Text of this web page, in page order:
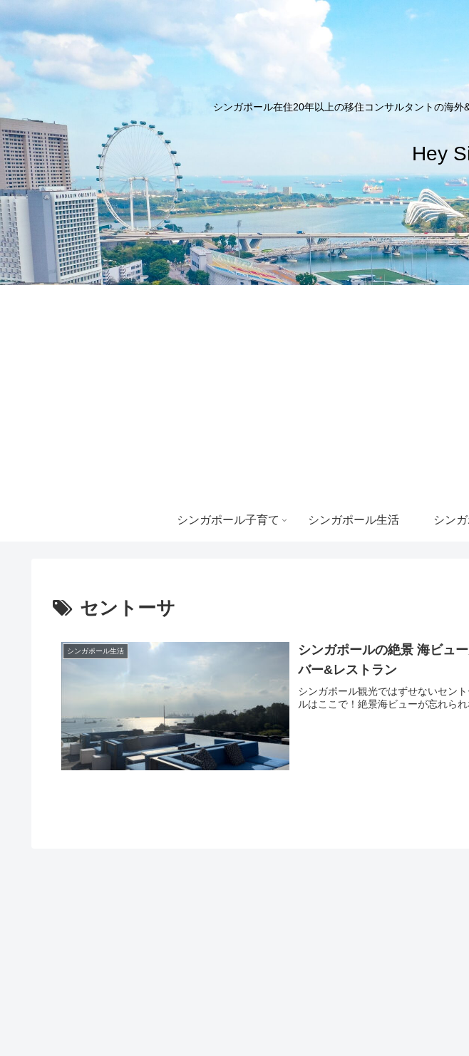
シンガポール在住20年以上の移住コンサルタントの海
Hey
シンガポール子育て シンガポール生活 シン
セントーサ
シンガポール生活
シンガポールの絶景 海ビュ
バー&レストラン
シンガポール観光ではずせないセン
ルはここで！絶景海ビューが忘れられ